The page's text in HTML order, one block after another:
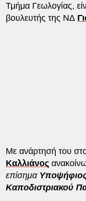
Τμήμα Γεωλογίας,
βουλευτής της ΝΔ
Με ανάρτησή του
Καλλιάνος
επίσημα
Καποδιστριακού